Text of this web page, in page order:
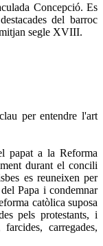
Concepció. Es
del barroc
segle XVIII.
per entendre l'art
papat a la Reforma
durant el concili
es reuneixen per
Papa i condemnar
catòlica suposa
pels protestants, i
carregades,